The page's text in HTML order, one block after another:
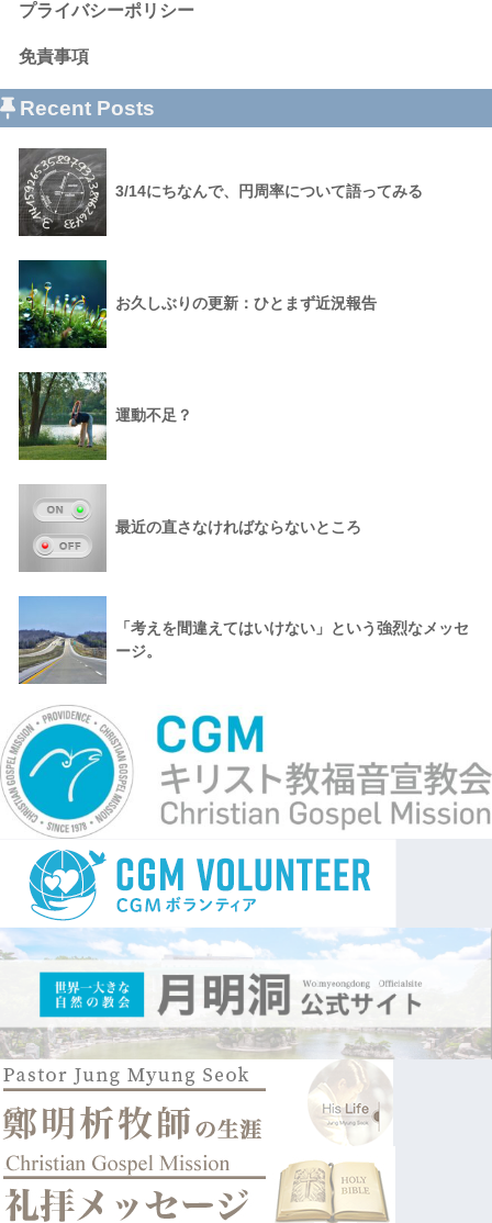
プライバシーポリシー
免責事項
Recent Posts
3/14にちなんで、円周率について語ってみる
お久しぶりの更新：ひとまず近況報告
運動不足？
最近の直さなければならないところ
「考えを間違えてはいけない」という強烈なメッセ
ージ。